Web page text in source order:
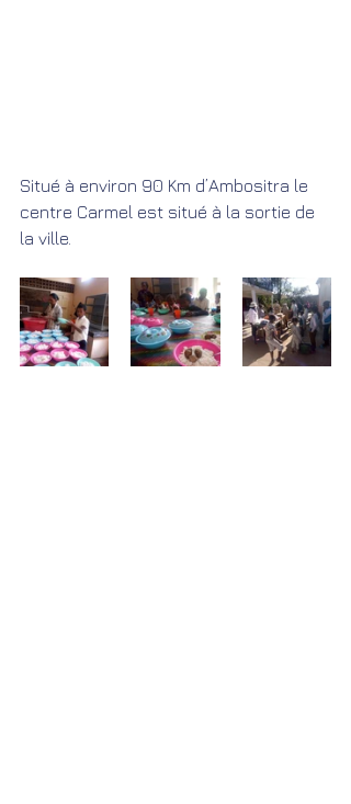
Situé à environ 90 Km d’Ambositra le
centre Carmel est situé à la sortie de
la ville.